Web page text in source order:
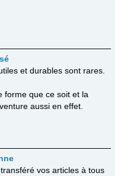
et durables sont rares.
forme que ce soit et la
aussi en effet.
vos articles à tous